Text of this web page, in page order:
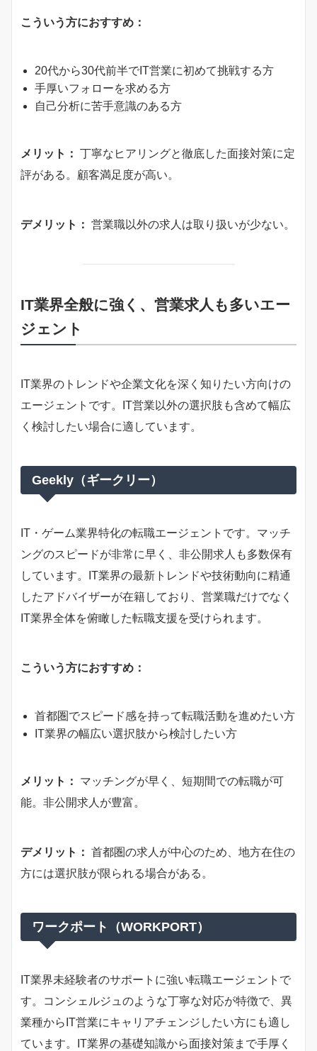
こういう方におすすめ：
20代から30代前半でIT営業に初めて挑戦する方
手厚いフォローを求める方
自己分析に苦手意識のある方
メリット： 丁寧なヒアリングと徹底した面接対策に定
評がある。顧客満足度が高い。
デメリット： 営業職以外の求人は取り扱いが少ない。
IT業界全般に強く、営業求人も多いエー
ジェント
IT業界のトレンドや企業文化を深く知りたい方向けの
エージェントです。IT営業以外の選択肢も含めて幅広
く検討したい場合に適しています。
Geekly（ギークリー）
IT・ゲーム業界特化の転職エージェントです。マッチ
ングのスピードが非常に早く、非公開求人も多数保有
しています。IT業界の最新トレンドや技術動向に精通
したアドバイザーが在籍しており、営業職だけでなく
IT業界全体を俯瞰した転職支援を受けられます。
こういう方におすすめ：
首都圏でスピード感を持って転職活動を進めたい方
IT業界の幅広い選択肢から検討したい方
メリット：
マッチングが早く、短期間での転職が可
能。非公開求人が豊富。
デメリット： 首都圏の求人が中心のため、地方在住の
方には選択肢が限られる場合がある。
ワークポート（WORKPORT）
IT業界未経験者のサポートに強い転職エージェントで
す。コンシェルジュのような丁寧な対応が特徴で、異
業種からIT営業にキャリアチェンジしたい方にも適し
ています。IT業界の基礎知識から面接対策まで手厚く